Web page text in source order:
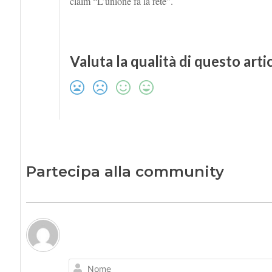
Valuta la qualità di questo
Partecipa alla community